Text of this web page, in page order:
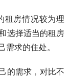
租房情况较为理
选择适当的租房
求的住处。
的需求，对比不